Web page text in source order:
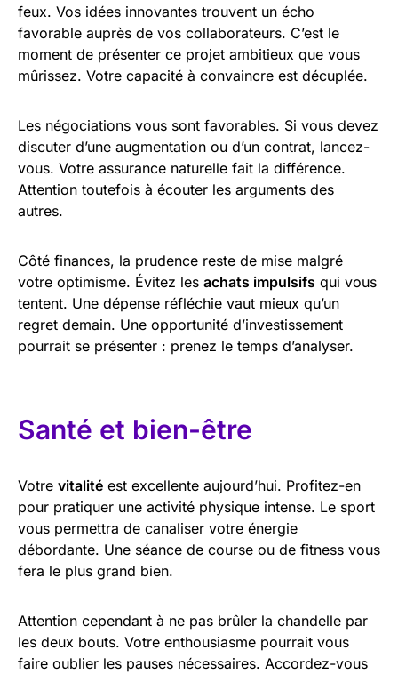
feux. Vos idées innovantes trouvent un écho
favorable auprès de vos collaborateurs. C’est le
moment de présenter ce projet ambitieux que vous
mûrissez. Votre capacité à convaincre est décuplée.
Les négociations vous sont favorables. Si vous devez
discuter d’une augmentation ou d’un contrat, lancez-
vous. Votre assurance naturelle fait la différence.
Attention toutefois à écouter les arguments des
autres.
Côté finances, la prudence reste de mise malgré
votre optimisme. Évitez les achats impulsifs qui vous
tentent. Une dépense réfléchie vaut mieux qu’un
regret demain. Une opportunité d’investissement
pourrait se présenter : prenez le temps d’analyser.
Santé et bien-être
Votre vitalité est excellente aujourd’hui. Profitez-en
pour pratiquer une activité physique intense. Le sport
vous permettra de canaliser votre énergie
débordante. Une séance de course ou de fitness vous
fera le plus grand bien.
Attention cependant à ne pas brûler la chandelle par
les deux bouts. Votre enthousiasme pourrait vous
faire oublier les pauses nécessaires. Accordez-vous